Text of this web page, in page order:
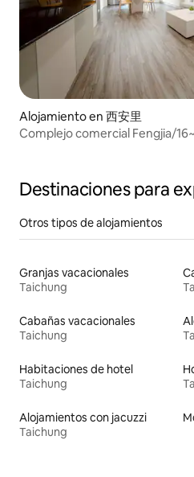
Alojamiento en 西安里
Complejo comercial Fengjia/
mesa/majiang
Destinaciones para
Otros tipos de alojamientos
Granjas vacacionales
Taichung
Cabañas vacacionales
Taichung
Habitaciones de hotel
Taichung
Alojamientos con jacuzzi
Taichung